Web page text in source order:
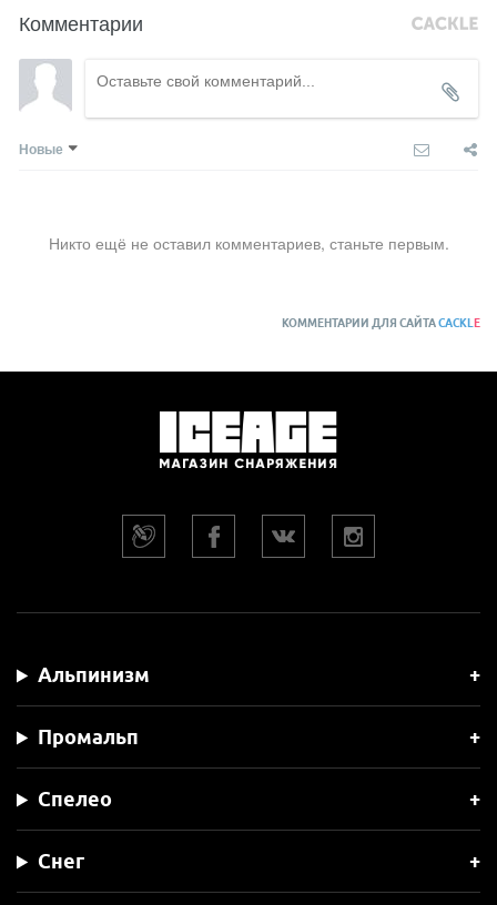
Комментарии
Новые
Никто ещё не оставил комментариев, станьте первым.
КОММЕНТАРИИ ДЛЯ САЙТАCACKL E
Альпинизм
Промальп
Спелео
Снег